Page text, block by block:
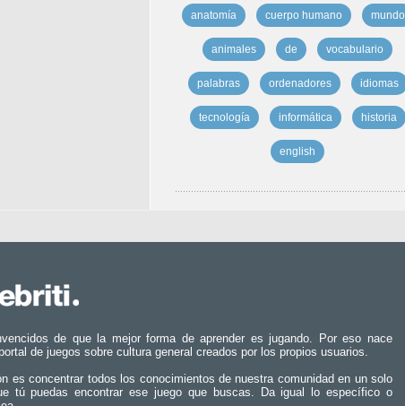
anatomía cuerpo humano mundo
animales de vocabulario
palabras ordenadores idiomas
tecnología informática historia
english
de que la mejor forma de aprender es jugando. Por eso nace
de juegos sobre cultura general creados por los propios usuarios.
es concentrar todos los conocimientos de nuestra comunidad en un solo
tú puedas encontrar ese juego que buscas. Da igual lo específico o